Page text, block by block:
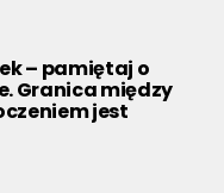
– pamiętaj o
Granica między
jest